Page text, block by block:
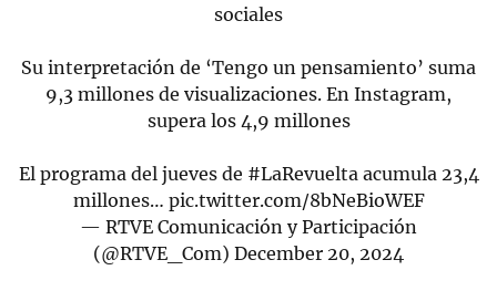
sociales
Su interpretación de ‘Tengo un pensamiento’ suma
9,3 millones de visualizaciones. En Instagram,
supera los 4,9 millones
El programa del jueves de #LaRevuelta acumula 23,4
millones… pic.twitter.com/8bNeBioWEF
— RTVE Comunicación y Participación
(@RTVE_Com) December 20, 2024